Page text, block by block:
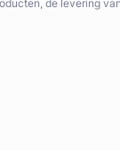
de levering